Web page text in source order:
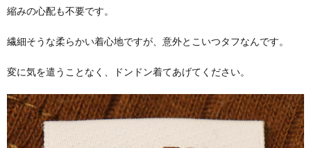
縮みの心配も不要です。
繊細そうな柔らかい着心地ですが、意外とこいつタフなんです。
変に気を遣うことなく、ドンドン着てあげてください。